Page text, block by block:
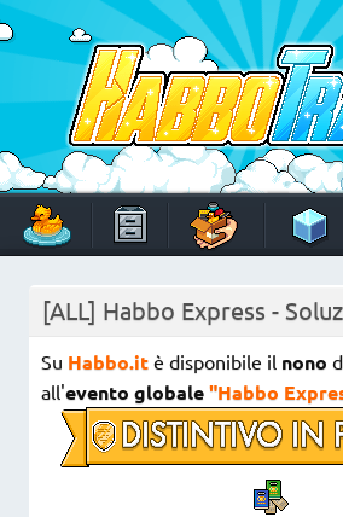
Skip
to
content
Un viaggio di pixel!
[ALL] Habbo Express -
Su Habbo.it è disponibile il nono
all'evento globale"Habbo